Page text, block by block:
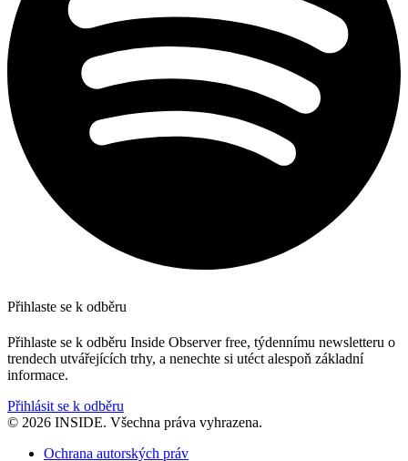
Přihlaste se k odběru
Přihlaste se k odběru Inside Observer free, týdennímu newsletteru o
trendech utvářejících trhy, a nenechte si utéct alespoň základní
informace.
Přihlásit se k odběru
© 2026 INSIDE. Všechna práva vyhrazena.
Ochrana autorských práv